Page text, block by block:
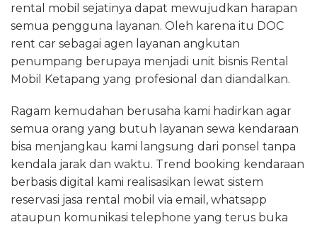
rental mobil sejatinya dapat mewujudkan harapan
semua pengguna layanan. Oleh karena itu DOC
rent car sebagai agen layanan angkutan
penumpang berupaya menjadi unit bisnis Rental
Mobil Ketapang yang profesional dan diandalkan.
Ragam kemudahan berusaha kami hadirkan agar
semua orang yang butuh layanan sewa kendaraan
bisa menjangkau kami langsung dari ponsel tanpa
kendala jarak dan waktu. Trend booking kendaraan
berbasis digital kami realisasikan lewat sistem
reservasi jasa rental mobil via email, whatsapp
ataupun komunikasi telephone yang terus buka